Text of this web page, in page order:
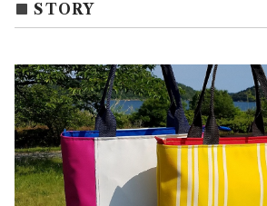
STORY